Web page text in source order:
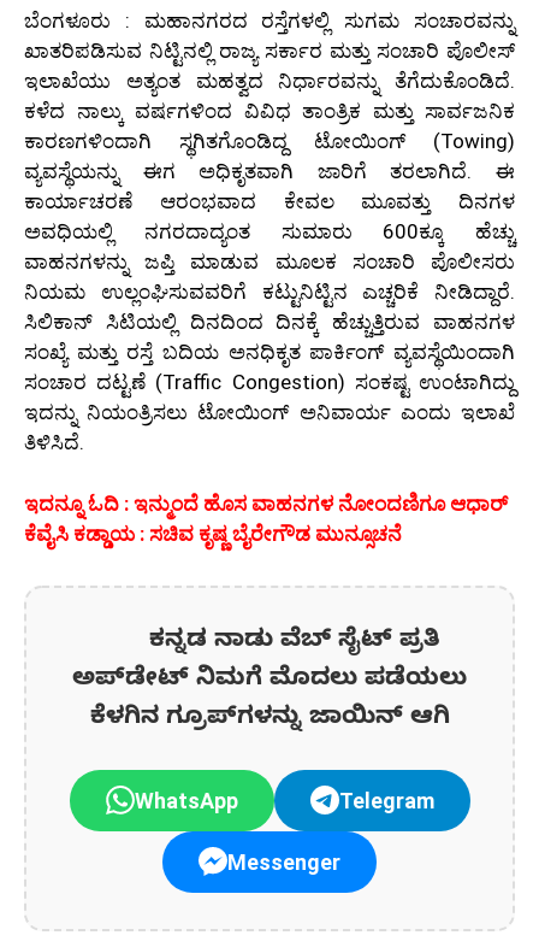
ಬೆಂಗಳೂರು : ಮಹಾನಗರದ ರಸ್ತೆಗಳಲ್ಲಿ ಸುಗಮ ಸಂಚಾರವನ್ನು
ಖಾತರಿಪಡಿಸುವ ನಿಟ್ಟಿನಲ್ಲಿ ರಾಜ್ಯ ಸರ್ಕಾರ ಮತ್ತು ಸಂಚಾರಿ ಪೊಲೀಸ್
ಇಲಾಖೆಯು ಅತ್ಯಂತ ಮಹತ್ವದ ನಿರ್ಧಾರವನ್ನು ತೆಗೆದುಕೊಂಡಿದೆ.
ಕಳೆದ ನಾಲ್ಕು ವರ್ಷಗಳಿಂದ ವಿವಿಧ ತಾಂತ್ರಿಕ ಮತ್ತು ಸಾರ್ವಜನಿಕ
ಕಾರಣಗಳಿಂದಾಗಿ ಸ್ಥಗಿತಗೊಂಡಿದ್ದ ಟೋಯಿಂಗ್ (Towing)
ವ್ಯವಸ್ಥೆಯನ್ನು ಈಗ ಅಧಿಕೃತವಾಗಿ ಜಾರಿಗೆ ತರಲಾಗಿದೆ. ಈ
ಕಾರ್ಯಾಚರಣೆ ಆರಂಭವಾದ ಕೇವಲ ಮೂವತ್ತು ದಿನಗಳ
ಅವಧಿಯಲ್ಲಿ ನಗರದಾದ್ಯಂತ ಸುಮಾರು 600ಕ್ಕೂ ಹೆಚ್ಚು
ವಾಹನಗಳನ್ನು ಜಪ್ತಿ ಮಾಡುವ ಮೂಲಕ ಸಂಚಾರಿ ಪೊಲೀಸರು
ನಿಯಮ ಉಲ್ಲಂಘಿಸುವವರಿಗೆ ಕಟ್ಟುನಿಟ್ಟಿನ ಎಚ್ಚರಿಕೆ ನೀಡಿದ್ದಾರೆ.
ಸಿಲಿಕಾನ್ ಸಿಟಿಯಲ್ಲಿ ದಿನದಿಂದ ದಿನಕ್ಕೆ ಹೆಚ್ಚುತ್ತಿರುವ ವಾಹನಗಳ
ಸಂಖ್ಯೆ ಮತ್ತು ರಸ್ತೆ ಬದಿಯ ಅನಧಿಕೃತ ಪಾರ್ಕಿಂಗ್ ವ್ಯವಸ್ಥೆಯಿಂದಾಗಿ
ಸಂಚಾರ ದಟ್ಟಣೆ (Traffic Congestion) ಸಂಕಷ್ಟ ಉಂಟಾಗಿದ್ದು
ಇದನ್ನು ನಿಯಂತ್ರಿಸಲು ಟೋಯಿಂಗ್ ಅನಿವಾರ್ಯ ಎಂದು ಇಲಾಖೆ
ತಿಳಿಸಿದೆ.
ಇದನ್ನೂ ಓದಿ : ಇನ್ಮುಂದೆ ಹೊಸ ವಾಹನಗಳ ನೋಂದಣಿಗೂ ಆಧಾರ್
ಕೆವೈಸಿ ಕಡ್ಡಾಯ : ಸಚಿವ ಕೃಷ್ಣ ಬೈರೇಗೌಡ ಮುನ್ಸೂಚನೆ
ಕನ್ನಡ ನಾಡು ವೆಬ್ ಸೈಟ್ ಪ್ರತಿ
ಅಪ್‌ಡೇಟ್‌ ನಿಮಗೆ ಮೊದಲು ಪಡೆಯಲು
ಕೆಳಗಿನ ಗ್ರೂಪ್‌ಗಳನ್ನು ಜಾಯಿನ್ ಆಗಿ
WhatsApp Telegram
Messenger